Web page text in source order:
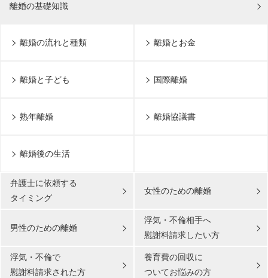
離婚の基礎知識
離婚の流れと種類 離婚とお金
離婚と子ども 国際離婚
熟年離婚 離婚協議書
離婚後の生活
弁護士に依頼する
タイミング
女性のための離婚
男性のための離婚
浮気・不倫相手へ
慰謝料請求したい方
浮気・不倫で
慰謝料請求された方
養育費の回収に
ついてお悩みの方